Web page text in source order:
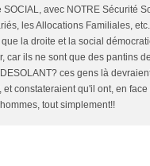
SOCIAL, avec NOTRE Sécurité
les Allocations Familiales,
la droite et la social
car ils ne sont que des pantins
ces gens là
et constateraient qu'il ont, en face
tout simplement!!